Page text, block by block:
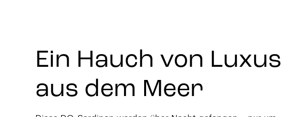
Ein Hauch von Luxus
aus dem Meer